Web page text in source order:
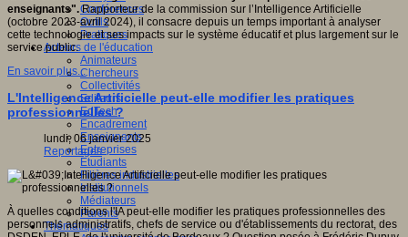
Conférences
Outils
Pratiques
Acteurs de l'éducation
Animateurs
Chercheurs
Collectivités
Editeurs
EdTech
Encadrement
Enseignants
Entreprises
Etudiants
Filières industrielles
Institutionnels
Médiateurs
Parents
Thématiques
enseignants".Rapporteur de la commission sur l’Intelligence Artificielle
(octobre 2023-avril 2024), il consacre depuis un temps important à analyser
cette technologie et ses impacts sur le système éducatif et plus largement sur le
service public.
En savoir plus...
L'Intelligence Artificielle peut-elle modifier les pratiques
professionnelles ?
lundi, 06 janvier 2025
Reportages
À quelles conditions l'IA peut-elle modifier les pratiques professionnelles des
personnels administratifs, chefs de service ou d'établissements du rectorat, des